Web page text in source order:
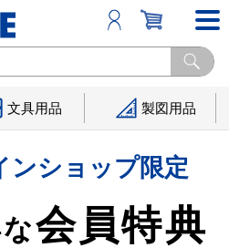
文具用品 製図用品
ンショップ限定
会員特典